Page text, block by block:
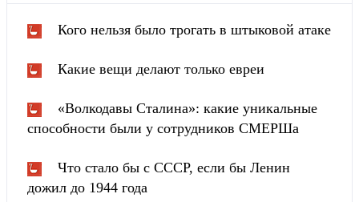
Кого нельзя было трогать в штыковой атаке
Какие вещи делают только евреи
«Волкодавы Сталина»: какие уникальные
способности были у сотрудников СМЕРШа
Что стало бы с СССР, если бы Ленин
дожил до 1944 года